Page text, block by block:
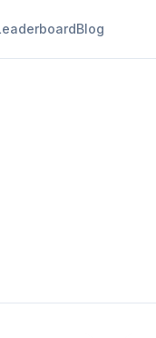
Blog